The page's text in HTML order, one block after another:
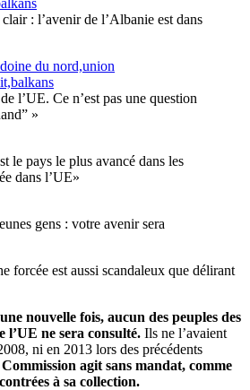
: l’avenir de l’Albanie est dans
l’UE. Ce n’est pas une question
»
le pays le plus avancé dans les
dans l’UE»
gens : votre avenir sera
forcée est aussi scandaleux que délirant
nouvelle fois, aucun des peuples des
l’UE ne sera consulté. Ils ne l’avaient
ni en 2013 lors des précédents
agit sans mandat, comme
à sa collection.